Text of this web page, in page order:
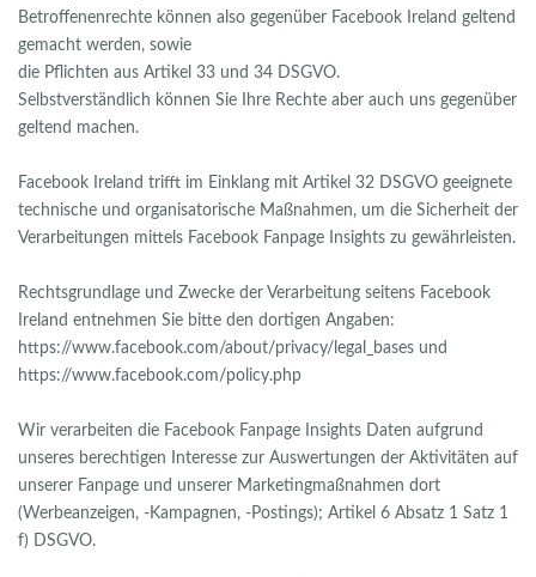
Betroffenenrechte können also gegenüber Facebook Ireland geltend
gemacht werden, sowie
die Pflichten aus Artikel 33 und 34 DSGVO.
Selbstverständlich können Sie Ihre Rechte aber auch uns gegenüber
geltend machen.
Facebook Ireland trifft im Einklang mit Artikel 32 DSGVO geeignete
technische und organisatorische Maßnahmen, um die Sicherheit der
Verarbeitungen mittels Facebook Fanpage Insights zu gewährleisten.
Rechtsgrundlage und Zwecke der Verarbeitung seitens Facebook
Ireland entnehmen Sie bitte den dortigen Angaben:
https://www.facebook.com/about/privacy/legal_bases und
https://www.facebook.com/policy.php
Wir verarbeiten die Facebook Fanpage Insights Daten aufgrund
unseres berechtigen Interesse zur Auswertungen der Aktivitäten auf
unserer Fanpage und unserer Marketingmaßnahmen dort
(Werbeanzeigen, -Kampagnen, -Postings); Artikel 6 Absatz 1 Satz 1
f) DSGVO.